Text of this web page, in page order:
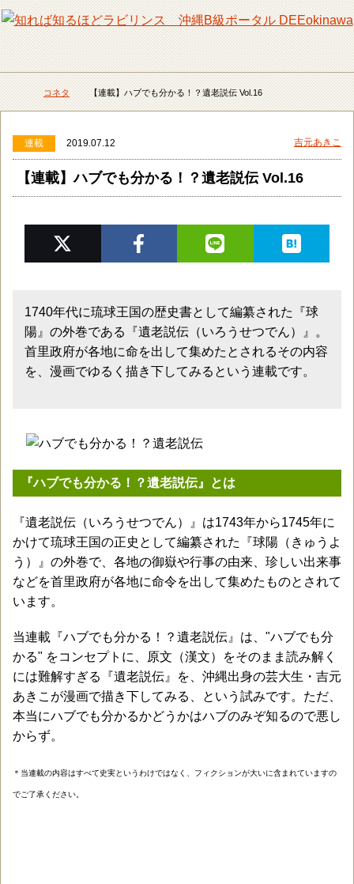
メニュー 検
DEEokinawaトップ
コネタ 【連載】ハブでも分かる！？遺老説伝 Vol.16
連載 2019.07.12 吉元あきこ
【連載】ハブでも分かる！？遺老説伝 Vol.16
1740年代に琉球王国の歴史書として編纂された『球
陽』の外巻である『遺老説伝（いろうせつでん）』。
首里政府が各地に命を出して集めたとされるその内容
を、漫画でゆるく描き下してみるという連載です。
『ハブでも分かる！？遺老説伝』とは
『遺老説伝（いろうせつでん）』は1743年から1745年に
かけて琉球王国の正史として編纂された『球陽（きゅうよ
う）』の外巻で、各地の御嶽や行事の由来、珍しい出来事
などを首里政府が各地に命令を出して集めたものとされて
います。
当連載『ハブでも分かる！？遺老説伝』は、"ハブでも分
かる" をコンセプトに、原文（漢文）をそのまま読み解く
には難解すぎる『遺老説伝』を、沖縄出身の芸大生・吉元
あきこが漫画で描き下してみる、という試みです。ただ、
本当にハブでも分かるかどうかはハブのみぞ知るので悪し
からず。
＊当連載の内容はすべて史実というわけではなく、フィクションが大いに含まれていますの
でご了承ください。